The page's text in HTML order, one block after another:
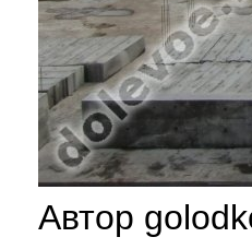
Автор